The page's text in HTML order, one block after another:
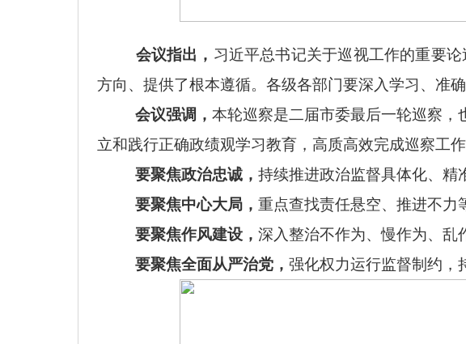
会议指出， 习近平总书记关于巡视工作的重要
方向、提供了根本遵循。各级各部门要深入学习、准确
会议强调，本轮巡察是二届市委最后一轮巡察，
立和践行正确政绩观学习教育，高质高效完成巡察工作
要聚焦政治忠诚，持续推进政治监督具体化、精
要聚焦中心大局，重点查找责任悬空、推进不力
要聚焦作风建设，深入整治不作为、慢作为、乱
要聚焦全面从严治党，强化权力运行监督制约，